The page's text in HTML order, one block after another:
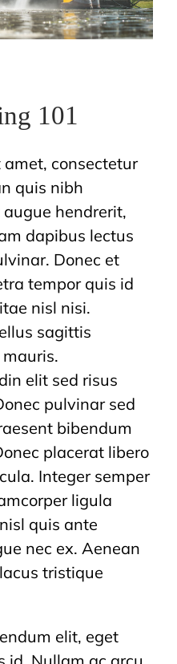
101
consectetur
quis nibh
hendrerit,
dapibus lectus
Donec et
tempor quis id
nisl nisi.
sagittis
elit sed risus
pulvinar sed
bibendum
placerat libero
Integer semper
ligula
quis ante
nec ex. Aenean
tristique
elit, eget